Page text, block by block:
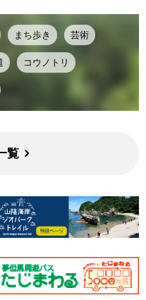
まち歩き 芸術
コウノトリ
覧